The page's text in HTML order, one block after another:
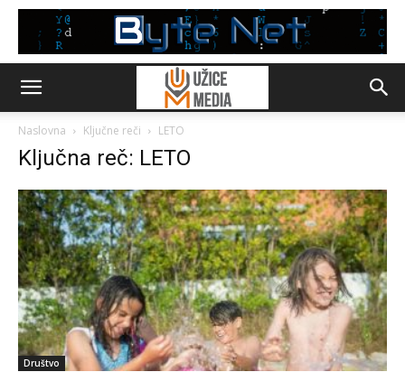
Naslovna Ključne reči LETO
Ključna reč: LETO
Društvo